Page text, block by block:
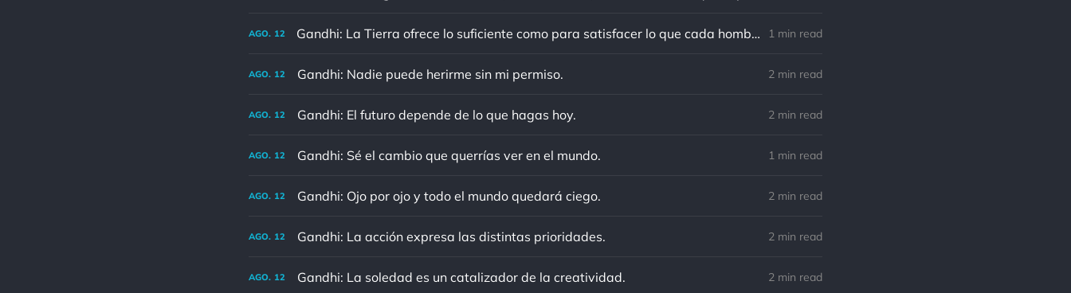
AGO. 12 Gandhi: La Tierra ofrece lo suficiente como para satisfacer lo que cada hombre necesita, pero no para lo que cada hombre codicia. 1 min read
AGO. 12 Gandhi: Nadie puede herirme sin mi permiso. 2 min read
AGO. 12 Gandhi: El futuro depende de lo que hagas hoy. 2 min read
AGO. 12 Gandhi: Sé el cambio que querrías ver en el mundo. 1 min read
AGO. 12 Gandhi: Ojo por ojo y todo el mundo quedará ciego. 2 min read
AGO. 12 Gandhi: La acción expresa las distintas prioridades. 2 min read
AGO. 12 Gandhi: La soledad es un catalizador de la creatividad. 2 min read